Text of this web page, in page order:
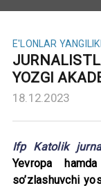
E'LONLAR
YOZGI
18.12.2023
Ifp Katolik
Yevropa
so’zlashuvchi